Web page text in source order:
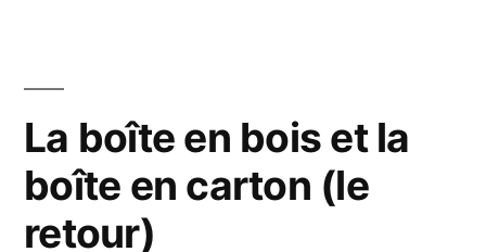
c’est
la
même
La boîte en bois et la
boîte en carton (le
retour)